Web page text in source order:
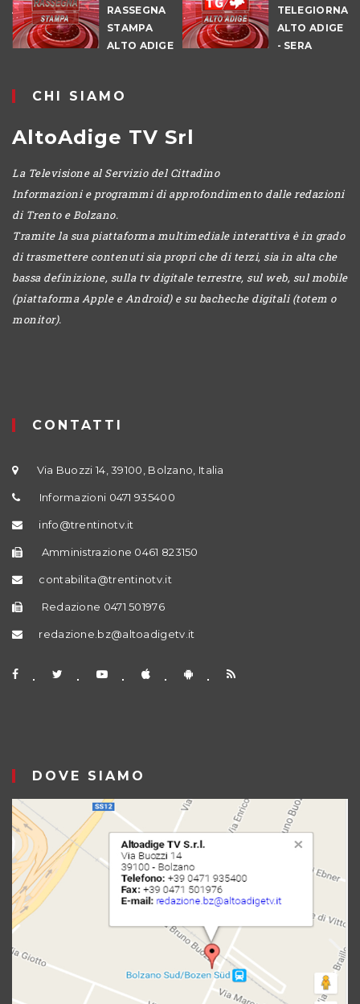
TELEGIORNALE
ALTO ADIGE
- SERA
ALTO
-
CHI SIAMO
AltoAdige TV Srl
La Televisione al Servizio del Cittadino
Informazioni e programmi di approfondimento dalle redazioni
di Trento e Bolzano.
Tramite la sua piattaforma multimediale interattiva è in grado
di trasmettere contenuti sia propri che di terzi, sia in alta che
bassa definizione, sulla tv digitale terrestre, sul web, sul mobile
(piattaforma Apple e Android) e su bacheche digitali (totem o
monitor).
CONTATTI
Via Buozzi 14, 39100, Bolzano, Italia
Informazioni 0471 935400
info@trentinotv.it
Amministrazione 0461 823150
contabilita@trentinotv.it
Redazione 0471 501976
redazione.bz@altoadigetv.it
DOVE SIAMO